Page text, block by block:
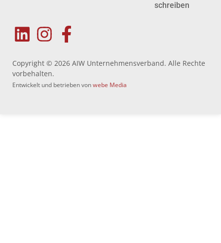
schreiben
Copyright © 2026 AIW Unternehmensverband. Alle Rechte
vorbehalten.
Entwickelt und betrieben vonwebe Media